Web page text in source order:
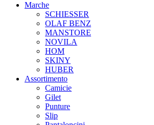
Marche
SCHIESSER
OLAF BENZ
MANSTORE
NOVILA
HOM
SKINY
HUBER
Assortimento
Camicie
Gilet
Punture
Slip